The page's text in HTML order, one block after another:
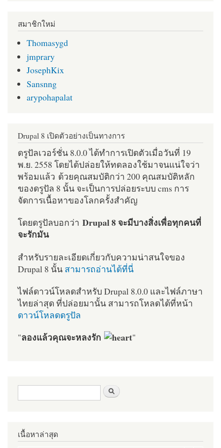
สมาชิกใหม่
Thomasygd
jmprary
JosephKix
Sansnng
arypohapalat
Drupal 8 เปิดตัวอย่างเป็นทางการ
ดรูปัลเวอร์ชั่น 8.0.0 ได้ทำการเปิดตัวเมื่อวันที่ 19
พ.ย. 2558 โดยได้ปล่อยให้ทดลองใช้มาจนแน่ใจว่า
พร้อมแล้ว ด้วยคุณสมบัติกว่า 200 คุณสมบัติหลัก
ของดรูปัล 8 นั้น จะเป็นการปล่อยระบบ cms การ
จัดการเนื้อหาของโลกครั้งสำคัญ
โดยดรูปัลบอกว่า Drupal 8 จะมีบางสิ่งเพื่อทุกคนที่
จะรักมัน
สำหรับรายละเอียดเกี่ยวกับความน่าสนใจของ
Drupal 8 นั้น สามารถอ่านได้ที่นี่
ไฟล์ดาวน์โหลดสำหรับ Drupal 8.0.0 และไฟล์ภาษา
ไทยล่าสุด ที่ปล่อยมานั้น สามารถโหลดได้ที่หน้า
ดาวน์โหลดดรูปัล
"ลองแล้วคุณจะหลงรัก "
ฟอร์มค้นหา
เนื้อหาล่าสุด